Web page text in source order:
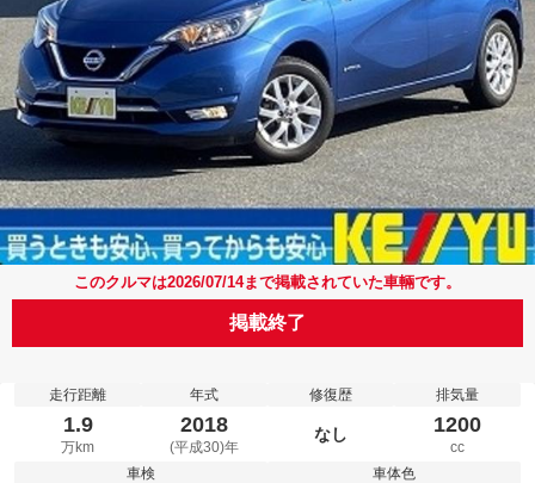
このクルマは2026/07/14まで掲載されていた車輛です。
掲載終了
走行距離
1.9
万km
年式
2018
(平成30)年
修復歴
なし
排気量
1200
cc
車検
車体色